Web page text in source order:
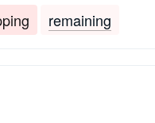
remaining